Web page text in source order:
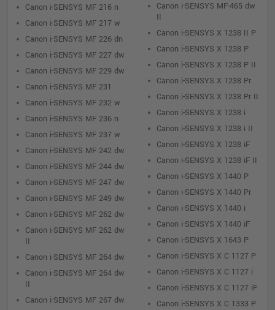
Canon i-SENSYS MF 216 n
Canon i-SENSYS MF 217 w
Canon i-SENSYS MF 226 dn
Canon i-SENSYS MF 227 dw
Canon i-SENSYS MF 229 dw
Canon i-SENSYS MF 231
Canon i-SENSYS MF 232 w
Canon i-SENSYS MF 236 n
Canon i-SENSYS MF 237 w
Canon i-SENSYS MF 242 dw
Canon i-SENSYS MF 244 dw
Canon i-SENSYS MF 247 dw
Canon i-SENSYS MF 249 dw
Canon i-SENSYS MF 262 dw
Canon i-SENSYS MF 262 dw
II
Canon i-SENSYS MF 264 dw
Canon i-SENSYS MF 264 dw
II
Canon i-SENSYS MF 267 dw
Canon i-SENSYS MF-465 dw
II
Canon i-SENSYS X 1238 II P
Canon i-SENSYS X 1238 P
Canon i-SENSYS X 1238 P II
Canon i-SENSYS X 1238 Pr
Canon i-SENSYS X 1238 Pr II
Canon i-SENSYS X 1238 i
Canon i-SENSYS X 1238 i II
Canon i-SENSYS X 1238 iF
Canon i-SENSYS X 1238 iF II
Canon i-SENSYS X 1440 P
Canon i-SENSYS X 1440 Pr
Canon i-SENSYS X 1440 i
Canon i-SENSYS X 1440 iF
Canon i-SENSYS X 1643 P
Canon i-SENSYS X C 1127 P
Canon i-SENSYS X C 1127 i
Canon i-SENSYS X C 1127 iF
Canon i-SENSYS X C 1333 P